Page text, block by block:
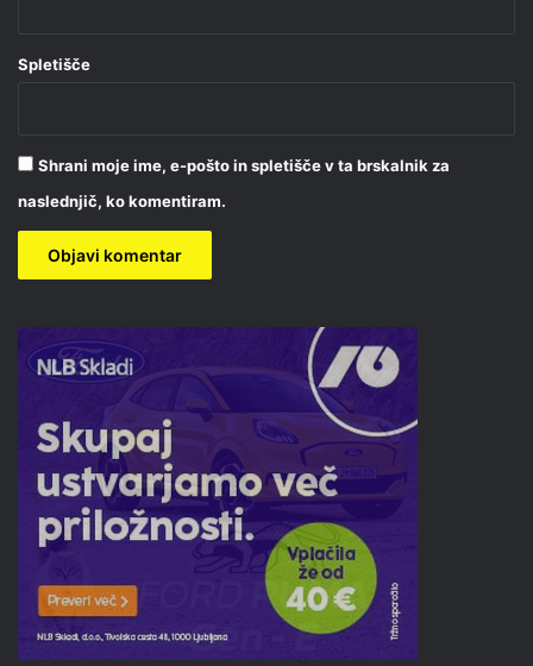
Spletišče
Shrani moje ime, e-pošto in spletišče v ta brskalnik za
naslednjič, ko komentiram.